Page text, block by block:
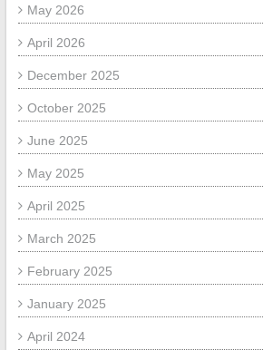
May 2026
April 2026
December 2025
October 2025
June 2025
May 2025
April 2025
March 2025
February 2025
January 2025
April 2024